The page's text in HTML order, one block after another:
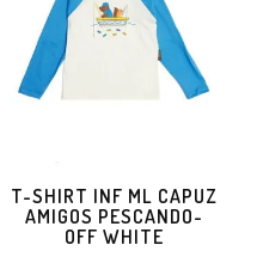
T-SHIRT INF ML CAPUZ
AMIGOS PESCANDO-
OFF WHITE